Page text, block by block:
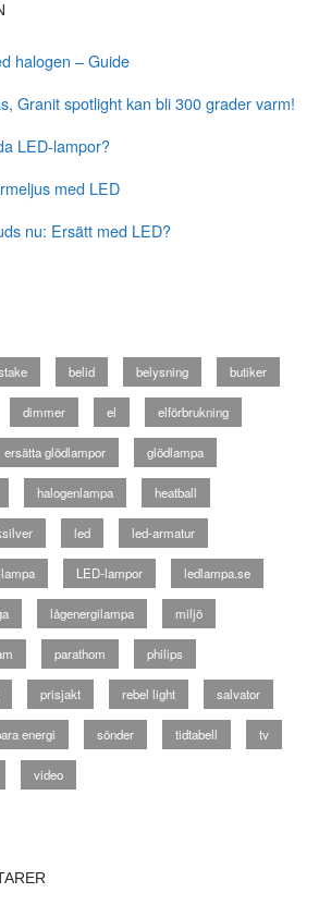
halogen – Guide
Granit spotlight kan bli 300 grader varm!
LED-lampor?
med LED
nu: Ersätt med LED?
belid belysning butiker
dimmer el elförbrukning
ersätta glödlampor glödlampa
halogenlampa heatball
led led-armatur
LED-lampor ledlampa.se
lågenergilampa miljö
parathom philips
prisjakt rebel light salvator
energi sönder tidtabell tv
video